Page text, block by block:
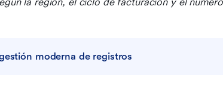
moderna de registros